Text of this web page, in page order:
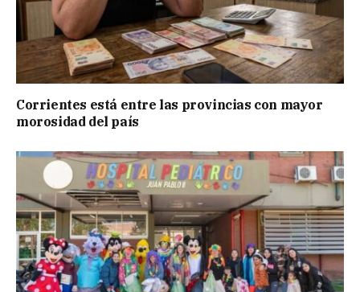
Corrientes está entre las provincias con mayor
morosidad del país